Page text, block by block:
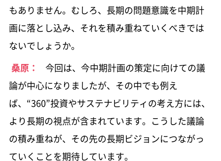
もありません。むしろ、長期の問題意識を中期計
画に落とし込み、それを積み重ねていくべきでは
ないでしょうか。
桑原：
今回は、今中期計画の策定に向けての議
論が中心になりましたが、その中でも例え
ば、“360”投資やサステナビリティの考え方には、
より長期の視点が含まれています。こうした議論
の積み重ねが、その先の長期ビジョンにつながっ
ていくことを期待しています。